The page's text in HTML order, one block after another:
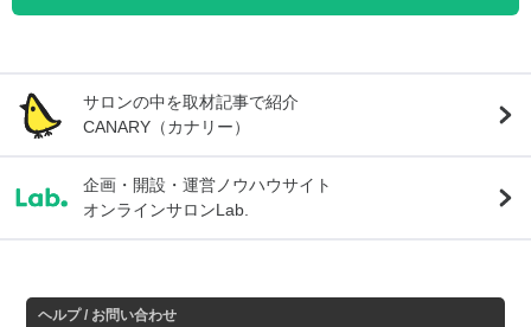
サロンの中を取材記事で紹介
CANARY（カナリー）
企画・開設・運営ノウハウサイト
オンラインサロンLab.
ヘルプ / お問い合わせ